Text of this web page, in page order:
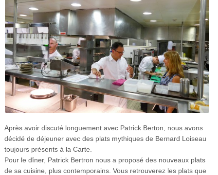
Après avoir discuté longuement avec Patrick Berton, nous avons
décidé de déjeuner avec des plats mythiques de Bernard Loiseau
toujours présents à la Carte.
Pour le dîner, Patrick Bertron nous a proposé des nouveaux plats
de sa cuisine, plus contemporains. Vous retrouverez les plats que